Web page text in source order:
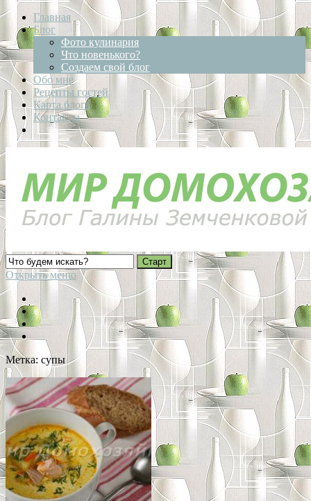
Главная
Блог
Фото кулинария
Что новенького?
Создаем свой блог
Обо мне
Рецепты гостей
Карта блога
Контакты
Открыть меню
Метка: супы